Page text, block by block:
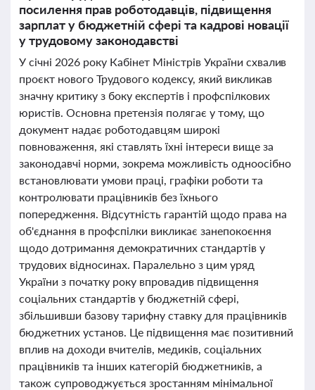
посилення прав роботодавців, підвищення
зарплат у бюджетній сфері та кадрові новації
у трудовому законодавстві
У січні 2026 року Кабінет Міністрів України схвалив
проєкт нового Трудового кодексу, який викликав
значну критику з боку експертів і профспілкових
юристів. Основна претензія полягає у тому, що
документ надає роботодавцям широкі
повноваження, які ставлять їхні інтереси вище за
законодавчі норми, зокрема можливість одноосібно
встановлювати умови праці, графіки роботи та
контролювати працівників без їхнього
попередження. Відсутність гарантій щодо права на
об'єднання в профспілки викликає занепокоєння
щодо дотримання демократичних стандартів у
трудових відносинах. Паралельно з цим уряд
України з початку року впровадив підвищення
соціальних стандартів у бюджетній сфері,
збільшивши базову тарифну ставку для працівників
бюджетних установ. Це підвищення має позитивний
вплив на доходи вчителів, медиків, соціальних
працівників та інших категорій бюджетників, а
також супроводжується зростанням мінімальної